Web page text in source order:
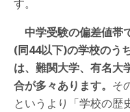
す。
中学受験の偏差値帯
(同44以下)の学校のう
は、難関大学、有名大
合が多々あります。 そ
というより「学校の歴